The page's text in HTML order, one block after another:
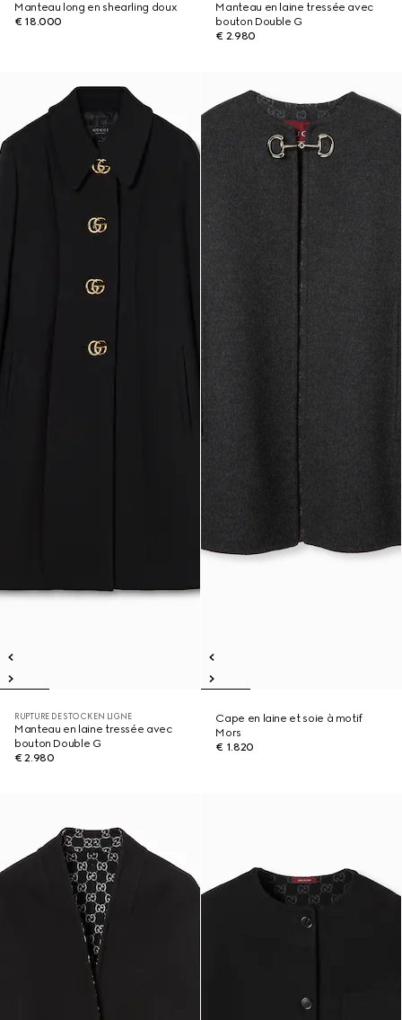
Manteau long en shearling doux
€ 18.000
Manteau en laine tressée avec
bouton Double G
€ 2.980
RUPTURE DE STOCK EN LIGNE
Manteau en laine tressée avec
bouton Double G
€ 2.980
Cape en laine et soie à motif
Mors
€ 1.820